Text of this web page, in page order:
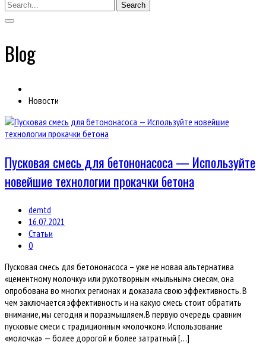
Search
Blog
Новости
Пусковая смесь для бетононасоса — Используйте
новейшие технологии прокачки бетона
demtd
16.07.2021
Статьи
0
Пусковая смесь для бетононасоса – уже не новая альтернатива
«цементному молочку» или рукотворным «мыльным» смесям, она
опробована во многих регионах и доказала свою эффективность. В
чем заключается эффективность и на какую смесь стоит обратить
внимание, мы сегодня и поразмышляем.В первую очередь сравним
пусковые смеси с традиционным «молочком». Использование
«молочка» — более дорогой и более затратный […]